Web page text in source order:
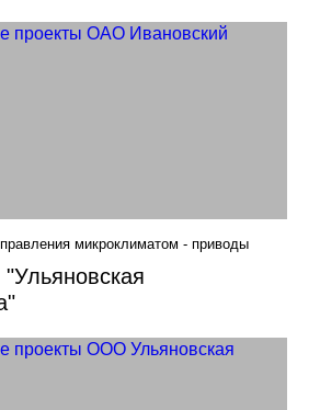
микроклиматом - приводы